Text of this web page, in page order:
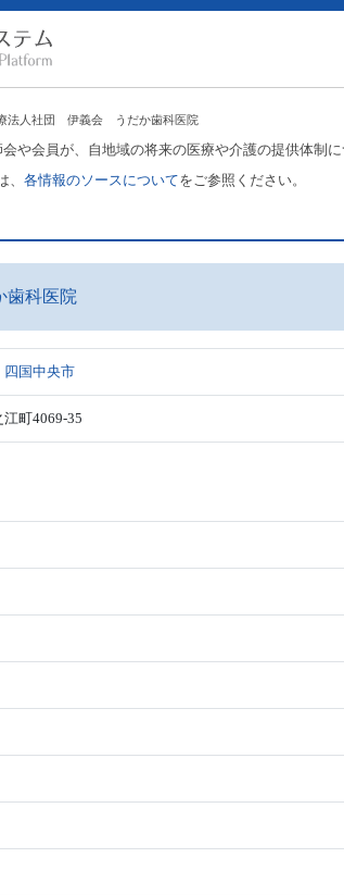
法人社団 伊義会 うだか歯科医院
や会員が、自地域の将来の医療や介護の提供体
、各情報のソースについてをご参照ください。
科医院
四国中央市
町4069-35